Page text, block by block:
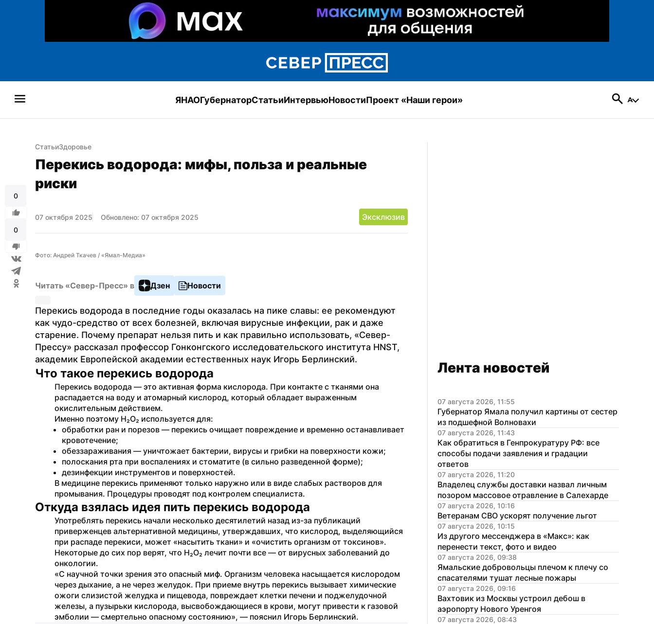
ЯНАОГубернаторСтатьиИнтервьюНовостиПроект «Наши герои»
0
0
СтатьиЗдоровье
Перекись водорода: мифы, польза и реальные
риски
07 октября 2025 Обновлено: 07 октября 2025 Эксклюзив
Фото: Андрей Ткачев / «Ямал-Медиа»
Читать «Север-Пресс» в Дзен Новости
Перекись водорода в последние годы оказалась на пике славы: ее рекомендуют
как чудо-средство от всех болезней, включая вирусные инфекции, рак и даже
старение. Почему препарат нельзя пить и как правильно использовать, «Север-
Прессу» рассказал профессор Гонконгского исследовательского института HNST,
академик Европейской академии естественных наук Игорь Берлинский.
Что такое перекись водорода
Перекись водорода — это активная форма кислорода. При контакте с тканями она
распадается на воду и атомарный кислород, который обладает выраженным
окислительным действием.
Именно поэтому H₂O₂ используется для:
обработки ран и порезов — перекись очищает повреждение и временно останавливает
кровотечение;
обеззараживания — уничтожает бактерии, вирусы и грибки на поверхности кожи;
полоскания рта при воспалениях и стоматите (в сильно разведенной форме);
дезинфекции инструментов и поверхностей.
В медицине перекись применяют только наружно или в виде слабых растворов для
промывания. Процедуры проводят под контролем специалиста.
Откуда взялась идея пить перекись водорода
Употреблять перекись начали несколько десятилетий назад из-за публикаций
приверженцев альтернативной медицины, утверждавших, что кислород, выделяющийся
при распаде перекиси, может «насытить ткани» и «очистить организм от токсинов».
Некоторые до сих пор верят, что H₂O₂ лечит почти все — от вирусных заболеваний до
онкологии.
«С научной точки зрения это опасный миф. Организм человека насыщается кислородом
через дыхание, а не через желудок. При приеме внутрь перекись вызывает химические
ожоги слизистой желудка и пищевода, повреждает клетки печени и поджелудочной
железы, а пузырьки кислорода, высвобождающиеся в крови, могут привести к газовой
эмболии — смертельно опасному состоянию», — пояснил Игорь Берлинский.
Лента новостей
07 августа 2026, 11:55
Губернатор Ямала получил картины от сестер
из подшефной Волновахи
07 августа 2026, 11:43
Как обратиться в Генпрокуратуру РФ: все
способы подачи заявления и градации
ответов
07 августа 2026, 11:20
Владелец службы доставки назвал личным
позором массовое отравление в Салехарде
07 августа 2026, 10:16
Ветеранам СВО ускорят получение льгот
07 августа 2026, 10:15
Из другого мессенджера в «Макс»: как
перенести текст, фото и видео
07 августа 2026, 09:38
Ямальские добровольцы плечом к плечу со
спасателями тушат лесные пожары
07 августа 2026, 09:16
Вахтовик из Москвы устроил дебош в
аэропорту Нового Уренгоя
07 августа 2026, 08:43